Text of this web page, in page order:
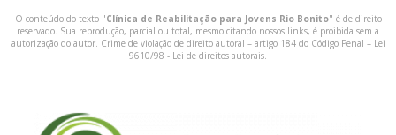
O conteúdo do texto "Clínica de Reabilitação para Jovens Rio Bonito" é de direito
reservado. Sua reprodução, parcial ou total, mesmo citando nossos links, é proibida sem a
autorização do autor. Crime de violação de direito autoral – artigo 184 do Código Penal – Lei
9610/98 - Lei de direitos autorais.